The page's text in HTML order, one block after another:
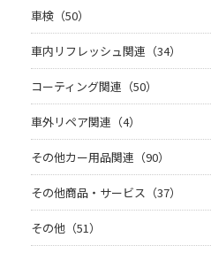
車検（50）
車内リフレッシュ関連（34）
コーティング関連（50）
車外リペア関連（4）
その他カー用品関連（90）
その他商品・サービス（37）
その他（51）